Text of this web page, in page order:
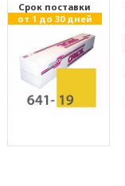
Cрок поставки
от 1 до 30 дней